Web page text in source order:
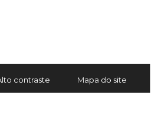
contraste Mapa do site